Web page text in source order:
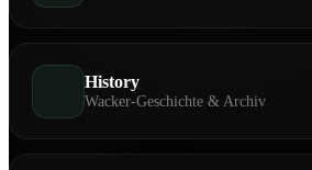
History
Wacker-Geschichte & Archiv